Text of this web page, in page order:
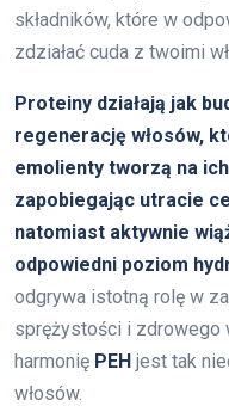
składników, które w
zdziałać cuda z twoimi
Proteiny działają jak
regenerację włosów,
emolienty tworzą na
zapobiegając utracie
natomiast aktywnie
odpowiedni poziom
odgrywa istotną rolę w
sprężystości i zdrowego
harmonię PEH jest tak
włosów.